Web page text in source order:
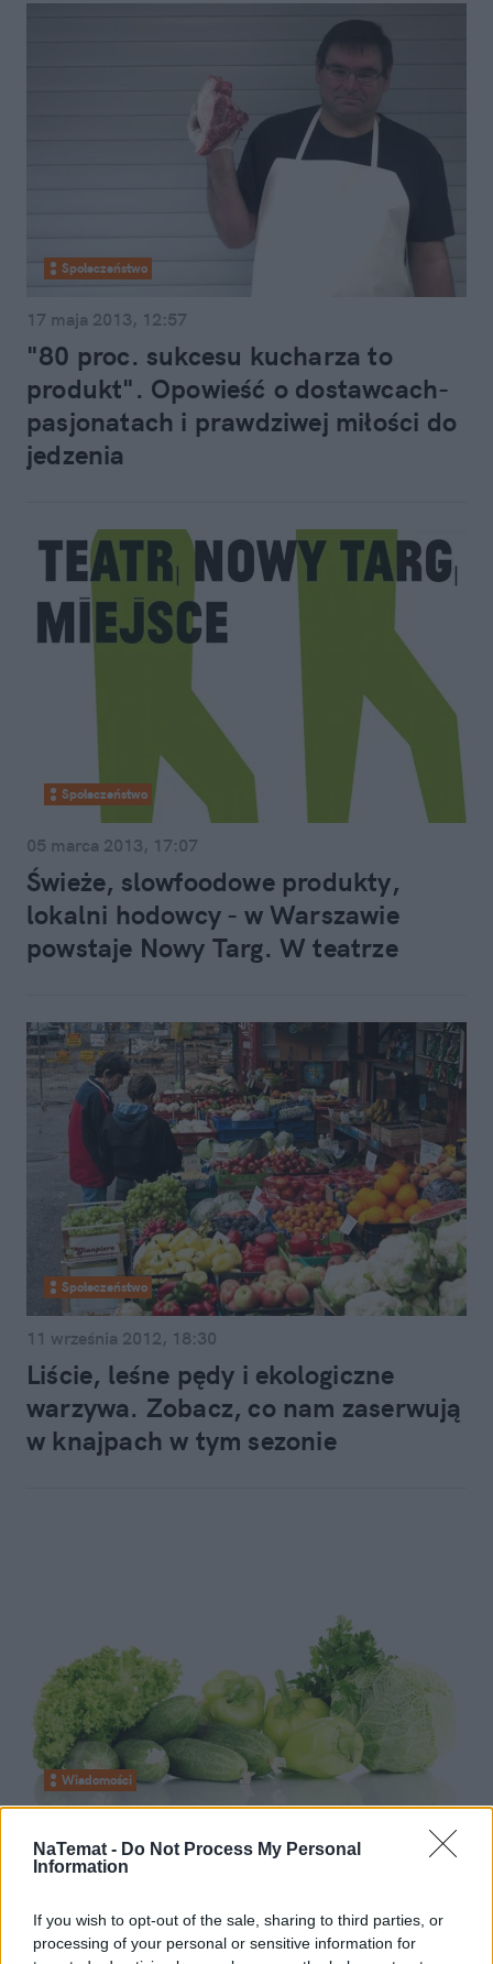
NaTemat - Do Not Process My Personal
Information
If you wish to opt-out of the sale, sharing to third parties, or
processing of your personal or sensitive information for
Społeczeństwo
17 maja 2013, 12:57
"80 proc. sukcesu kucharza to
produkt". Opowieść o dostawcach-
pasjonatach i prawdziwej miłości do
jedzenia
Społeczeństwo
05 marca 2013, 17:07
Świeże, slowfoodowe produkty,
lokalni hodowcy - w Warszawie
powstaje Nowy Targ. W teatrze
Społeczeństwo
11 września 2012, 18:30
Liście, leśne pędy i ekologiczne
warzywa. Zobacz, co nam zaserwują
w knajpach w tym sezonie
Wiadomości
Ceny warzyw i owoców wyjątkowo
rozwiązuje “Pan Ziółko” i protest na